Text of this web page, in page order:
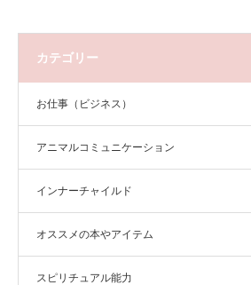
カテゴリー
お仕事（ビジネス）
アニマルコミュニケーション
インナーチャイルド
オススメの本やアイテム
スピリチュアル能力